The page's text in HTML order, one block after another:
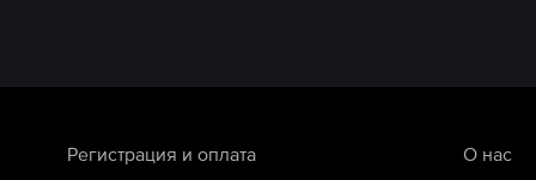
Регистрация и оплата О нас